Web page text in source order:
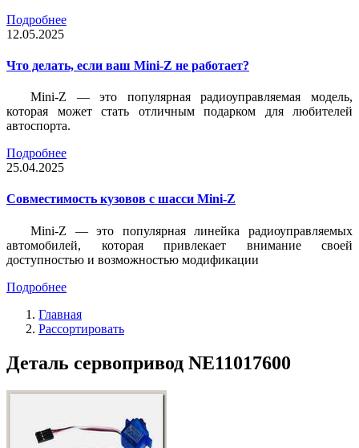
Подробнее
12.05.2025
Что делать, если ваш Mini-Z не работает?
Mini-Z — это популярная радиоуправляемая модель,
которая может стать отличным подарком для любителей
автоспорта.
Подробнее
25.04.2025
Совместимость кузовов с шасси Mini-Z
Mini-Z — это популярная линейка радиоуправляемых
автомобилей, которая привлекает внимание своей
доступностью и возможностью модификации
Подробнее
Главная
Рассортировать
Деталь сервопривод NE11017600